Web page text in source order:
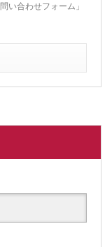
い合わせフォーム」